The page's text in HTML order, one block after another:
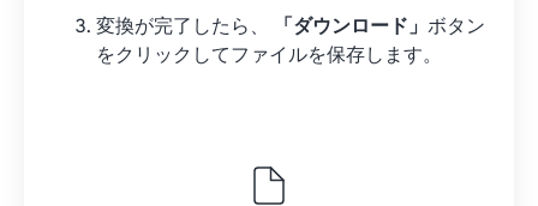
変換が完了したら、
「ダウンロード」 ボタン
をクリックしてファイルを保存します。